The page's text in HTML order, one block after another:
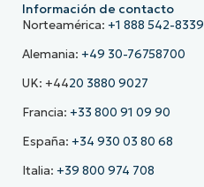
Información de contacto
Norteamérica: +1 888 542-8339
Alemania: +49 30-76758700
UK: +4420 3880 9027
Francia: +33 800 91 09 90
España: +34 930 03 80 68
Italia: +39 800 974 708